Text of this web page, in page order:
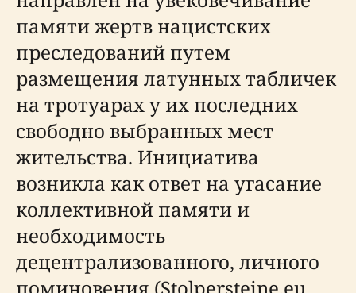
памяти жертв нацистских
преследований путем
размещения латунных табличек
на тротуарах у их последних
свободно выбранных мест
жительства. Инициатива
возникла как ответ на угасание
коллективной памяти и
необходимость
децентрализованного, личного